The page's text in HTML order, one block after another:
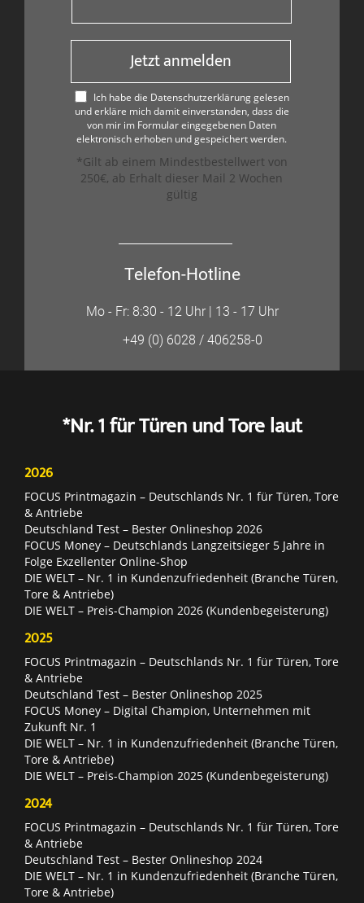
Jetzt anmelden
Ich habe die Datenschutzerklärung gelesen
und erkläre mich damit einverstanden, dass die
von mir im Formular eingegebenen Daten
elektronisch erhoben und gespeichert werden.
*Gilt ab einem Mindestbestellwert von
250€, ab Erhalt dieser Mail 2 Wochen
gültig
Telefon-Hotline
Mo - Fr: 8:30 - 12 Uhr | 13 - 17 Uhr
+49 (0) 6028 / 406258-0
*Nr. 1 für Türen und Tore laut
2026
FOCUS Printmagazin – Deutschlands Nr. 1 für Türen, Tore
& Antriebe
Deutschland Test – Bester Onlineshop 2026
FOCUS Money – Deutschlands Langzeitsieger 5 Jahre in
Folge Exzellenter Online-Shop
DIE WELT – Nr. 1 in Kundenzufriedenheit (Branche Türen,
Tore & Antriebe)
DIE WELT – Preis-Champion 2026 (Kundenbegeisterung)
2025
FOCUS Printmagazin – Deutschlands Nr. 1 für Türen, Tore
& Antriebe
Deutschland Test – Bester Onlineshop 2025
FOCUS Money – Digital Champion, Unternehmen mit
Zukunft Nr. 1
DIE WELT – Nr. 1 in Kundenzufriedenheit (Branche Türen,
Tore & Antriebe)
DIE WELT – Preis-Champion 2025 (Kundenbegeisterung)
2024
FOCUS Printmagazin – Deutschlands Nr. 1 für Türen, Tore
& Antriebe
Deutschland Test – Bester Onlineshop 2024
DIE WELT – Nr. 1 in Kundenzufriedenheit (Branche Türen,
Tore & Antriebe)